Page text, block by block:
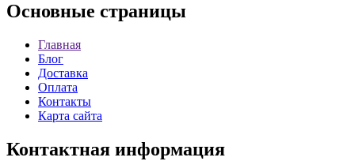
Основные страницы
Главная
Блог
Доставка
Оплата
Контакты
Карта сайта
Контактная информация